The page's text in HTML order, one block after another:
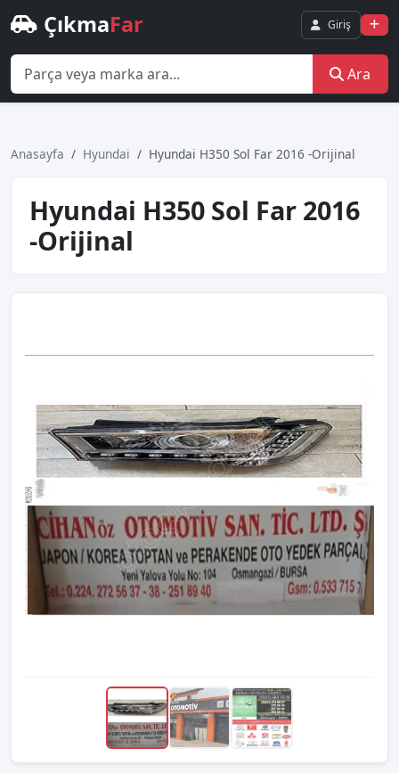
ÇıkmaFar Giriş
Ara
Anasayfa Hyundai Hyundai H350 Sol Far 2016 -Orijinal
Hyundai H350 Sol Far 2016
-Orijinal